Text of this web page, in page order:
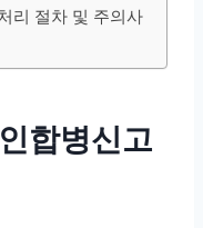
리 절차 및 주의사
합병신고